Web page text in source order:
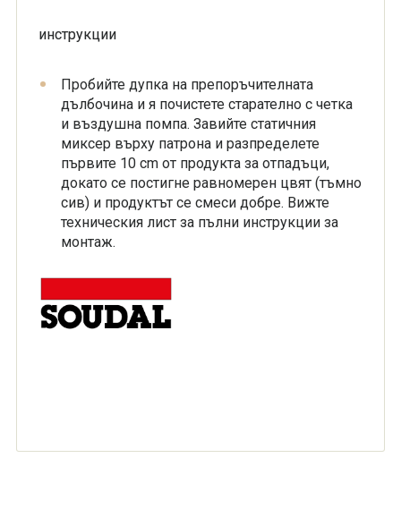
инструкции
Пробийте дупка на препоръчителната
дълбочина и я почистете старателно с четка
и въздушна помпа. Завийте статичния
миксер върху патрона и разпределете
първите 10 cm от продукта за отпадъци,
докато се постигне равномерен цвят (тъмно
сив) и продуктът се смеси добре. Вижте
техническия лист за пълни инструкции за
монтаж.